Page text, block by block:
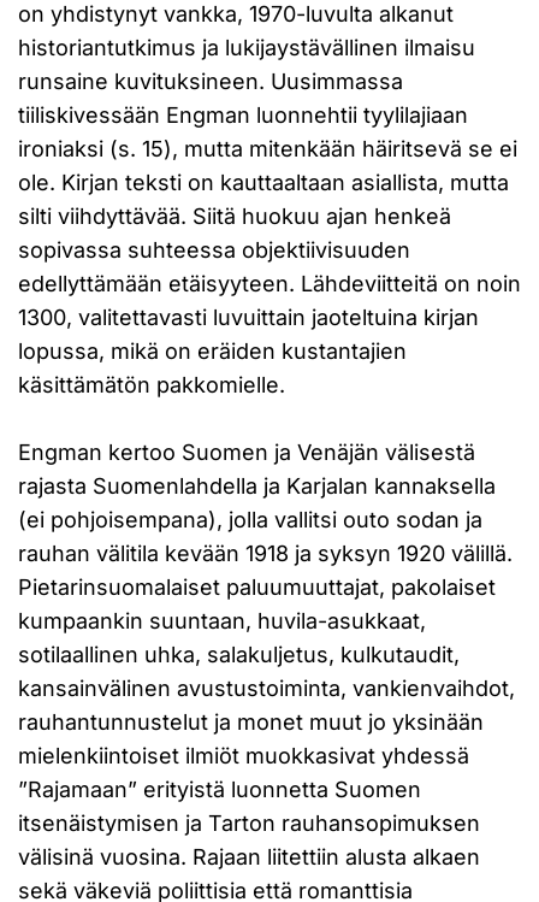
on yhdistynyt vankka, 1970-luvulta alkanut
historiantutkimus ja lukijaystävällinen ilmaisu
runsaine kuvituksineen. Uusimmassa
tiiliskivessään Engman luonnehtii tyylilajiaan
ironiaksi (s. 15), mutta mitenkään häiritsevä se ei
ole. Kirjan teksti on kauttaaltaan asiallista, mutta
silti viihdyttävää. Siitä huokuu ajan henkeä
sopivassa suhteessa objektiivisuuden
edellyttämään etäisyyteen. Lähdeviitteitä on noin
1300, valitettavasti luvuittain jaoteltuina kirjan
lopussa, mikä on eräiden kustantajien
käsittämätön pakkomielle.
Engman kertoo Suomen ja Venäjän välisestä
rajasta Suomenlahdella ja Karjalan kannaksella
(ei pohjoisempana), jolla vallitsi outo sodan ja
rauhan välitila kevään 1918 ja syksyn 1920 välillä.
Pietarinsuomalaiset paluumuuttajat, pakolaiset
kumpaankin suuntaan, huvila-asukkaat,
sotilaallinen uhka, salakuljetus, kulkutaudit,
kansainvälinen avustustoiminta, vankienvaihdot,
rauhantunnustelut ja monet muut jo yksinään
mielenkiintoiset ilmiöt muokkasivat yhdessä
”Rajamaan” erityistä luonnetta Suomen
itsenäistymisen ja Tarton rauhansopimuksen
välisinä vuosina. Rajaan liitettiin alusta alkaen
sekä väkeviä poliittisia että romanttisia